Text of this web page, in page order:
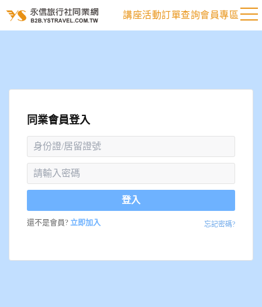
講座活動訂單查詢會員專區
同業會員登入
登入
還不是會員? 立即加入 忘記密碼?